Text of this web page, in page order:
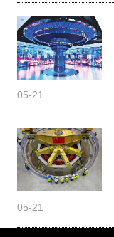
05-21
05-21